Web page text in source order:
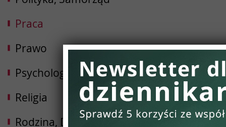
Praca
Prawo
Psychologia, Rozwój osobisty
Religia
Rodzina, Dziecko, Ciąża